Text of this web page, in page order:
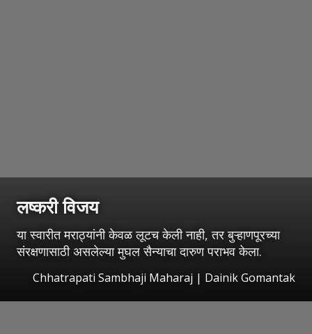
लष्करी विजय
या स्वारीत मराठ्यांनी केवळ लूटच केली नाही, तर बुऱ्हाणपूरच्या
संरक्षणासाठी असलेल्या मुघल सैन्याचा दारुण पराभव केला.
Chhatrapati Sambhaji Maharaj | Dainik Gomantak